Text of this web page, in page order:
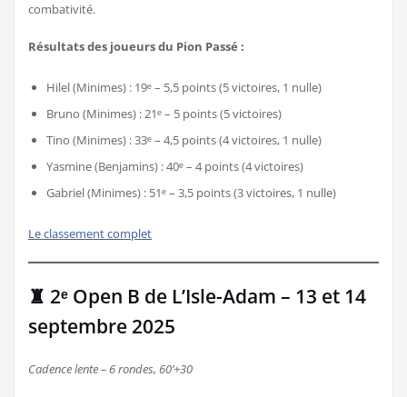
combativité.
Résultats des joueurs du Pion Passé :
Hilel (Minimes) : 19ᵉ – 5,5 points (5 victoires, 1 nulle)
Bruno (Minimes) : 21ᵉ – 5 points (5 victoires)
Tino (Minimes) : 33ᵉ – 4,5 points (4 victoires, 1 nulle)
Yasmine (Benjamins) : 40ᵉ – 4 points (4 victoires)
Gabriel (Minimes) : 51ᵉ – 3,5 points (3 victoires, 1 nulle)
Le classement complet
♜ 2ᵉ Open B de L’Isle-Adam – 13 et 14
septembre 2025
Cadence lente – 6 rondes, 60’+30